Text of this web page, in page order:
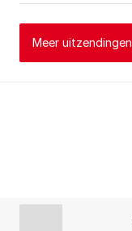
Meer uitzendingen